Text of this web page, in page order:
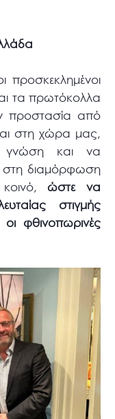
προσκεκλημένοι
τα πρωτόκολλα
προστασία από
στη χώρα μας,
γνώση και να
στη διαμόρφωση
κοινό,ώστε να
στιγμής
φθινοπωρινές